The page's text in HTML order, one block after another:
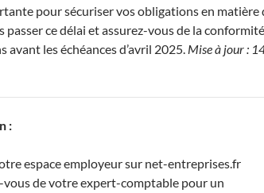
pour sécuriser vos obligations en matière
passer ce délai et assurez-vous de la conformité
avant les échéances d’avril 2025. Mise à jour :
:
espace employeur sur net-entreprises.fr
vous de votre expert-comptable pour un